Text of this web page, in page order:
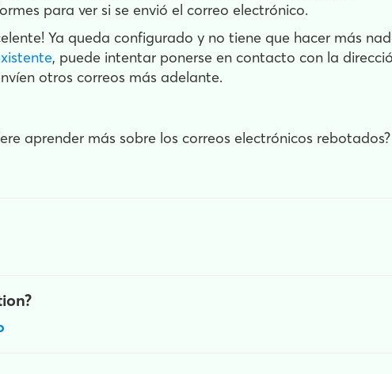
para ver si se envió el correo electrónico.
Ya queda configurado y no tiene que hacer más
, puede intentar ponerse en contacto con la
otros correos más adelante.
aprender más sobre los correos electrónicos